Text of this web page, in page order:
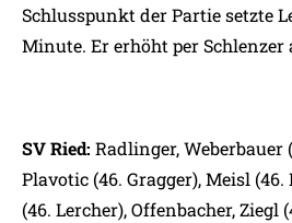
Schlusspunkt der Partie setzte
Minute. Er erhöht per Schlenzer
SV Ried: Radlinger, Weberbauer
Plavotic (46. Gragger), Meisl
(46. Lercher), Offenbacher, Ziegl